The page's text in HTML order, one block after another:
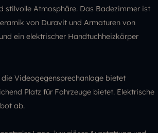
stilvolle Atmosphäre. Das Badezimmer ist
von Duravit und Armaturen von
ein elektrischer Handtuchheizkörper
Videogegensprechanlage bietet
Platz für Fahrzeuge bietet. Elektrische
ab.